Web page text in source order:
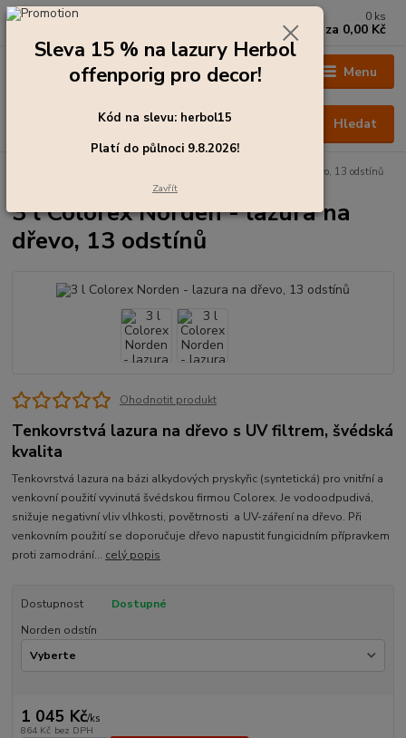
Menu
Hledat
+420 273 136 255
0 ks
za 0,00 Kč
3 l Colorex Norden - lazura na dřevo, 13 odstínů
3 l Colorex Norden - lazura na
dřevo, 13 odstínů
Ohodnotit produkt
Tenkovrstvá lazura na dřevo s UV filtrem, švédská
kvalita
Tenkovrstvá lazura na bázi alkydových pryskyřic (syntetická) pro vnitřní a
venkovní použití vyvinutá švédskou firmou Colorex. Je vodoodpudivá,
snižuje negativní vliv vlhkosti, povětrnosti a UV-záření na dřevo. Při
venkovním použití se doporučuje dřevo napustit fungicidním přípravkem
proti zamodrání... celý popis
Dostupnost
Dostupné
Norden odstín
1 045 Kč/ks
864 Kč bez DPH
Sleva 15 % na lazury Herbol
offenporig pro decor!
Kód na slevu: herbol15
Platí do půlnoci 9.8.2026!
Zavřít